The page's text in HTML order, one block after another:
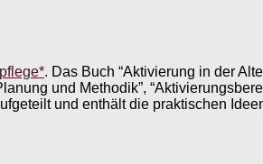
. Das Buch “Aktivierung in der
und Methodik”,
und enthält die praktischen